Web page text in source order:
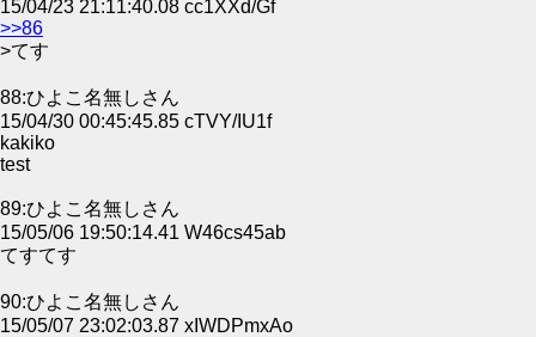
15/04/23 21:11:40.08 cc1XXd/Gf
>>86
>てす
88:ひよこ名無しさん
15/04/30 00:45:45.85 cTVY/IU1f
kakiko
test
89:ひよこ名無しさん
15/05/06 19:50:14.41 W46cs45ab
てすてす
90:ひよこ名無しさん
15/05/07 23:02:03.87 xIWDPmxAo